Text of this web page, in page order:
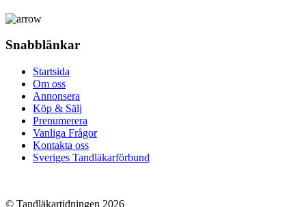
Snabblänkar
Startsida
Om oss
Annonsera
Köp & Sälj
Prenumerera
Vanliga Frågor
Kontakta oss
Sveriges Tandläkarförbund
© Tandläkartidningen 2026